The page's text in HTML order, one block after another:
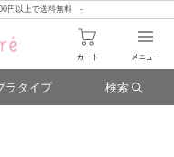
円以上で送料無料 -
ラタイプ 検索